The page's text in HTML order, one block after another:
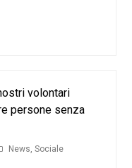
volontari
persone senza
News, Sociale